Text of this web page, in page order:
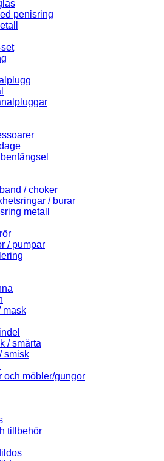
penisring
/ choker
/ burar
metall
/ pumpar
mask
/ smärta
smisk
och möbler/gungor
tillbehör